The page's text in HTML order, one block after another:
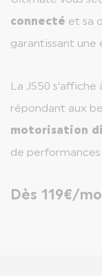
connecté et sa
garantissant une
La JS50 s’affiche
répondant aux
motorisation
de
Dès 119€/